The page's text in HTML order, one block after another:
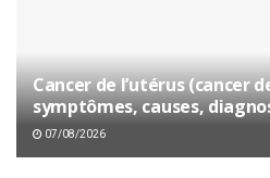
Cancer de l’utérus (cancer
symptômes, causes,
07/08/2026